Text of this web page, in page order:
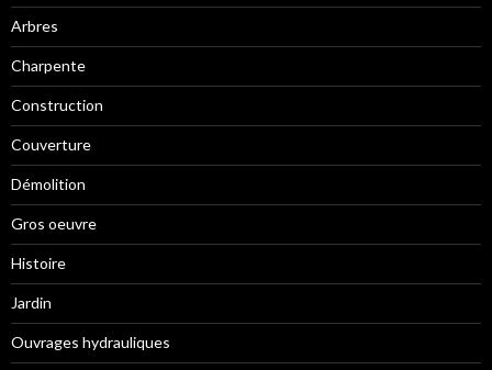
Arbres
Charpente
Construction
Couverture
Démolition
Gros oeuvre
Histoire
Jardin
Ouvrages hydrauliques